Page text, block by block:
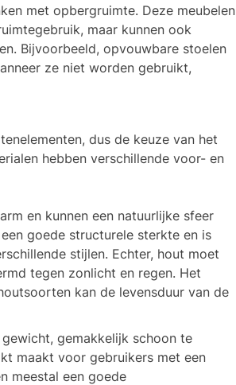
met opbergruimte. Deze meubelen
maar kunnen ook
Bijvoorbeeld, opvouwbare stoelen
ze niet worden gebruikt,
dus de keuze van het
hebben verschillende voor- en
en kunnen een natuurlijke sfeer
goede structurele sterkte en is
stijlen. Echter, hout moet
tegen zonlicht en regen. Het
kan de levensduur van de
gemakkelijk schoon te
maakt voor gebruikers met een
meestal een goede